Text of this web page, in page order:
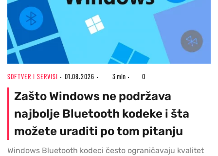
SOFTVER I SERVISI 01.08.2026 3 min 0
Zašto Windows ne podržava
najbolje Bluetooth kodeke i šta
možete uraditi po tom pitanju
Windows Bluetooth kodeci često ograničavaju kvalitet